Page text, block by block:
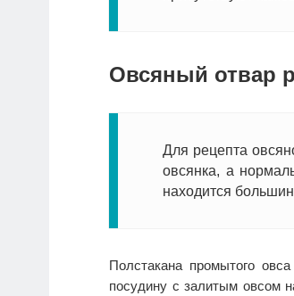
Овсяный отвар
Для рецепта
овсянка, а
находится
Полстакана промытого
посудину с залитым овсом